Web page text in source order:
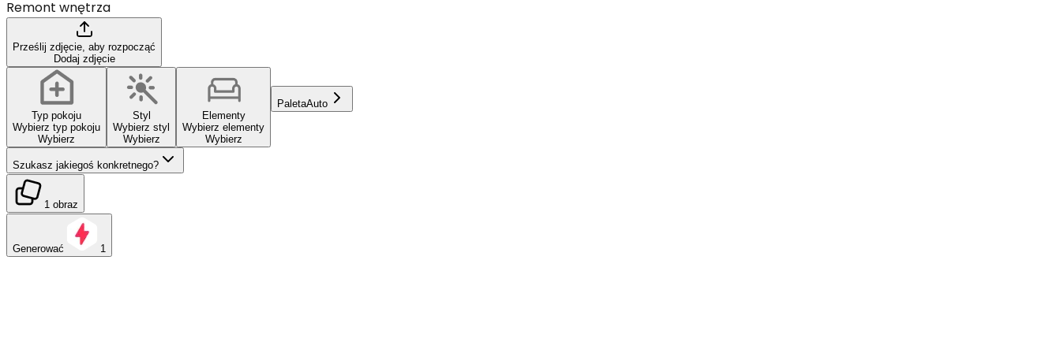
Remont wnętrza
Prześlij zdjęcie, aby rozpocząć
Dodaj zdjęcie
Typ pokoju
Wybierz typ pokoju
Wybierz
Styl
Wybierz styl
Wybierz
Elementy
Wybierz elementy
Wybierz
PaletaAuto
Szukasz jakiegoś konkretnego?
1 obraz
Generować 1